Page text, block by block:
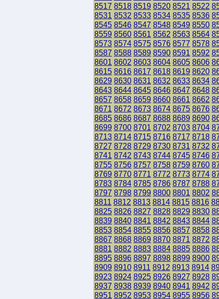
8517 8518 8519 8520 8521 8522
8531 8532 8533 8534 8535 8536
8545 8546 8547 8548 8549 8550
8559 8560 8561 8562 8563 8564
8573 8574 8575 8576 8577 8578
8587 8588 8589 8590 8591 8592
8601 8602 8603 8604 8605 8606
8615 8616 8617 8618 8619 8620
8629 8630 8631 8632 8633 8634
8643 8644 8645 8646 8647 8648
8657 8658 8659 8660 8661 8662
8671 8672 8673 8674 8675 8676
8685 8686 8687 8688 8689 8690
8699 8700 8701 8702 8703 8704
8713 8714 8715 8716 8717 8718
8727 8728 8729 8730 8731 8732
8741 8742 8743 8744 8745 8746
8755 8756 8757 8758 8759 8760
8769 8770 8771 8772 8773 8774
8783 8784 8785 8786 8787 8788
8797 8798 8799 8800 8801 8802
8811 8812 8813 8814 8815 8816
8825 8826 8827 8828 8829 8830
8839 8840 8841 8842 8843 8844
8853 8854 8855 8856 8857 8858
8867 8868 8869 8870 8871 8872
8881 8882 8883 8884 8885 8886
8895 8896 8897 8898 8899 8900
8909 8910 8911 8912 8913 8914
8923 8924 8925 8926 8927 8928
8937 8938 8939 8940 8941 8942
8951 8952 8953 8954 8955 8956